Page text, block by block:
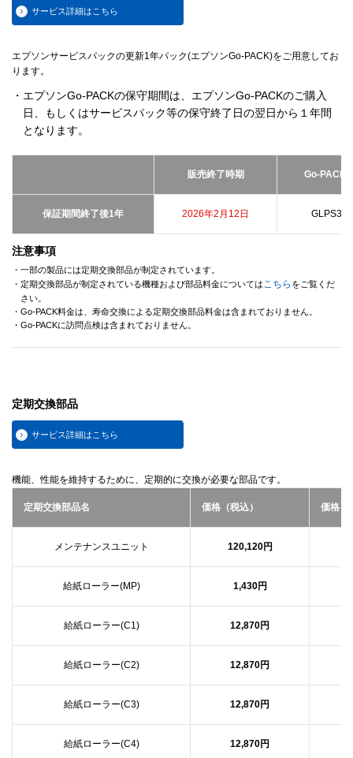
サービス詳細はこちら
エプソンサービスパックの更新1年パック(エプソンGo-PACK)をご用意してお
ります。
・エプソンGo-PACKの保守期間は、エプソンGo-PACKのご購入
日、もしくはサービスパック等の保守終了日の翌日から１年間
となります。
販売終了時期 Go-PACK
保証期間終了後1年 2026年2月12日
注意事項
・一部の製品には定期交換部品が制定されています。
・定期交換部品が制定されている機種および部品料金についてはこちら をご覧くだ
さい。
・Go-PACK料金は、寿命交換による定期交換部品料金は含まれておりません。
・Go-PACKに訪問点検は含まれておりません。
定期交換部品
サービス詳細はこちら
機能、性能を維持するために、定期的に交換が必要な部品です。
定期交換部品名 価格（税込） 価格（
メンテナンスユニット 120,120円
給紙ローラー(MP) 1,430円
給紙ローラー(C1) 12,870円
給紙ローラー(C2) 12,870円
給紙ローラー(C3) 12,870円
給紙ローラー(C4) 12,870円